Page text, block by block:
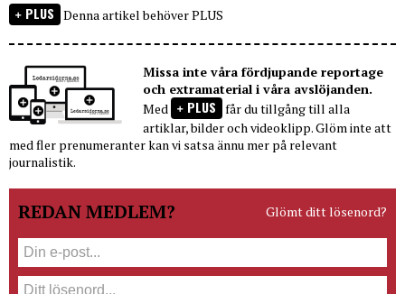
PLUS Denna artikel behöver PLUS
Missa inte våra fördjupande reportage
och extramaterial i våra avslöjanden.
Med
PLUS får du tillgång till alla
artiklar, bilder och videoklipp. Glöm inte att
med fler prenumeranter kan vi satsa ännu mer på relevant
journalistik.
REDAN MEDLEM? Glömt ditt lösenord?